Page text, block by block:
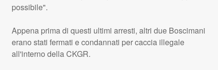
possibile".
Appena prima di questi ultimi arresti, altri due Boscimani
erano stati fermati e condannati per caccia illegale
all'interno della CKGR.